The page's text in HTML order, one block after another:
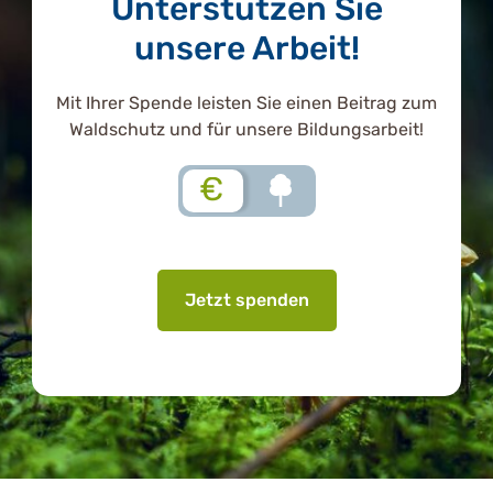
Unterstützen Sie
unsere Arbeit!
Mit Ihrer Spende leisten Sie einen Beitrag zum
Waldschutz und für unsere Bildungsarbeit!
€
Jetzt spenden